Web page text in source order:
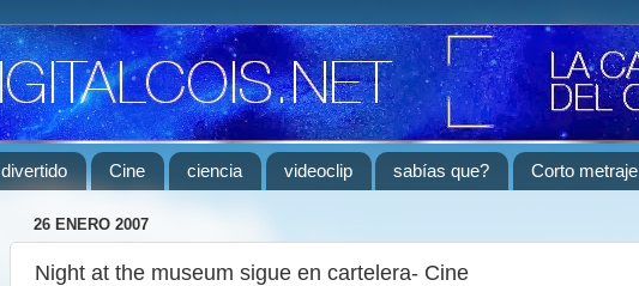
divertido Cine ciencia videoclip sabías que? Corto metraje
26 ENERO 2007
Night at the museum sigue en cartelera- Cine